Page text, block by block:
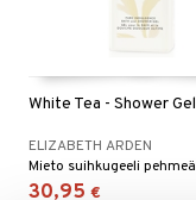
White Tea - Shower Gel
ELIZABETH ARDEN
30,95 €